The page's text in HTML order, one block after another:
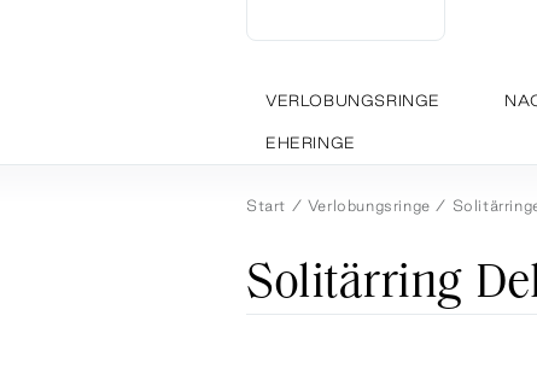
VERLOBUNGSRINGE
EHERINGE
Start Verlobungsringe
Solitärring